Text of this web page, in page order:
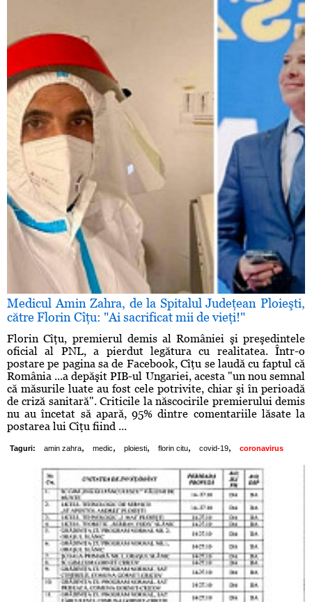
Medicul Amin Zahra, de la Spitalul Judeţean Ploieşti,
către Florin Cîţu: "Ai sacrificat mii de vieţi!"
Florin Cîţu, premierul demis al României şi preşedintele
oficial al PNL, a pierdut legătura cu realitatea. Într-o
postare pe pagina sa de Facebook, Cîţu se laudă cu faptul că
România ...a depăşit PIB-ul Ungariei, acesta "un nou semnal
că măsurile luate au fost cele potrivite, chiar şi în perioadă
de criză sanitară". Criticile la născocirile premierului demis
nu au încetat să apară, 95% dintre comentariile lăsate la
postarea lui Cîţu fiind ...
Taguri: amin zahra, medic, ploiesti, florin citu, covid-19, coronavirus